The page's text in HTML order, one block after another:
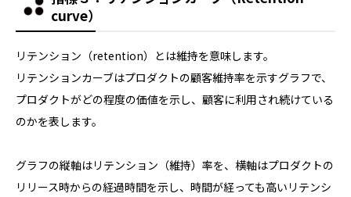
curve）
リテンション（retention）とは維持を意味します。
リテンションカーブはプロダクトの顧客維持率を示すグラフで、
プロダクトがどの程度の価値を示し、顧客に利用され続けている
のかを表します。
グラフの縦軸はリテンション（維持）率を、横軸はプロダクトの
リリース時からの経過時間を示し、時間が経っても高いリテンシ